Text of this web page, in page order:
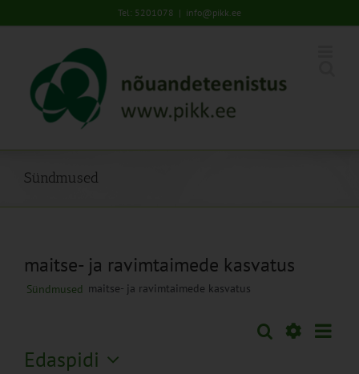
to
Tel: 5201078 | info@pikk.ee
Sündmused
maitse- ja ravimtaimede kasvatus
Sündmused maitse- ja ravimtaimede kasvatus
Sündmused
Otsi
Edaspidi